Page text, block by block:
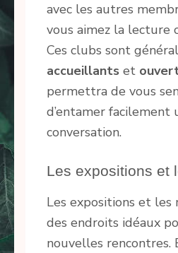
avec les autres
vous aimez la lecture
Ces clubs sont
accueillants et
permettra de vous
d’entamer facilement
conversation.
Les expositions et
Les expositions et les
des endroits idéaux
nouvelles rencontres.